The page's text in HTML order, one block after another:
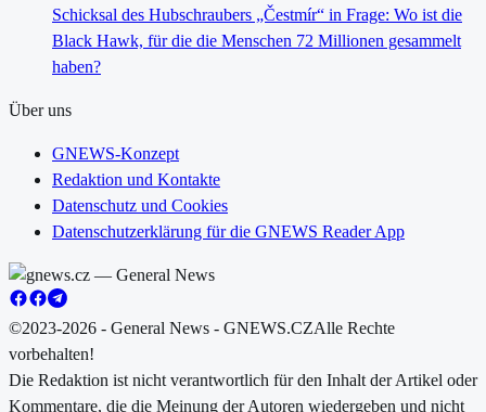
Schicksal des Hubschraubers „Čestmír“ in Frage: Wo ist die
Black Hawk, für die die Menschen 72 Millionen gesammelt
haben?
Über uns
GNEWS-Konzept
Redaktion und Kontakte
Datenschutz und Cookies
Datenschutzerklärung für die GNEWS Reader App
©2023-2026 - General News - GNEWS.CZAlle Rechte
vorbehalten!
Die Redaktion ist nicht verantwortlich für den Inhalt der Artikel oder
Kommentare, die die Meinung der Autoren wiedergeben und nicht